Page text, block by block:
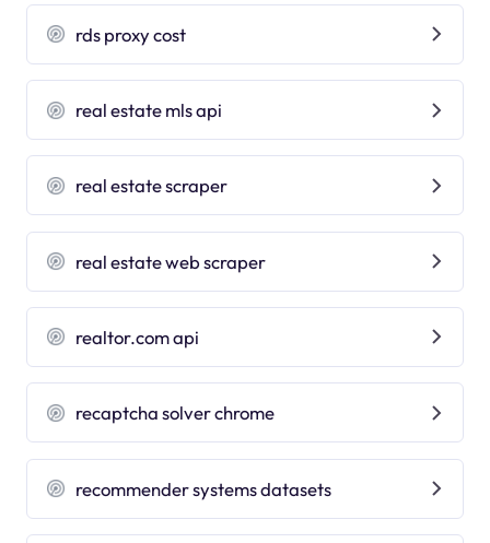
rds proxy cost
real estate mls api
real estate scraper
real estate web scraper
realtor.com api
recaptcha solver chrome
recommender systems datasets